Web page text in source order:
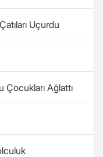
Uçurdu
Ağlattı